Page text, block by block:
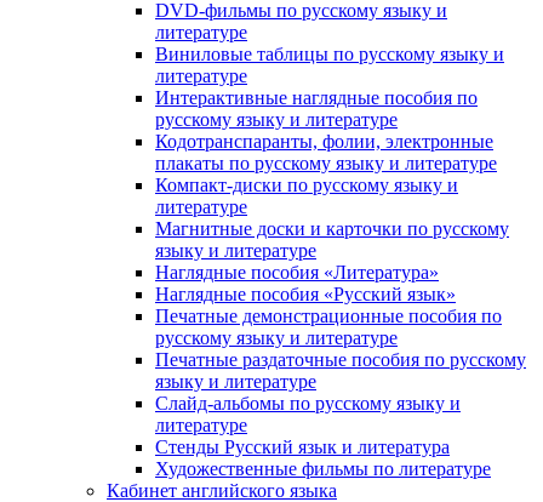
DVD-фильмы по русскому языку и
литературе
Виниловые таблицы по русскому языку и
литературе
Интерактивные наглядные пособия по
русскому языку и литературе
Кодотранспаранты, фолии, электронные
плакаты по русскому языку и литературе
Компакт-диски по русскому языку и
литературе
Магнитные доски и карточки по русскому
языку и литературе
Наглядные пособия «Литература»
Наглядные пособия «Русский язык»
Печатные демонстрационные пособия по
русскому языку и литературе
Печатные раздаточные пособия по русскому
языку и литературе
Слайд-альбомы по русскому языку и
литературе
Стенды Русский язык и литература
Художественные фильмы по литературе
Кабинет английского языка